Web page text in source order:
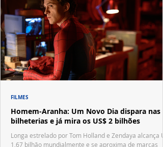
Homem-Aranha: Um Novo Dia dispara nas
bilheterias e já mira os US$ 2 bilhões
Longa estrelado por Tom Holland e Zendaya alcança
1,67 bilhão mundialmente e se aproxima de marcas
FILMES